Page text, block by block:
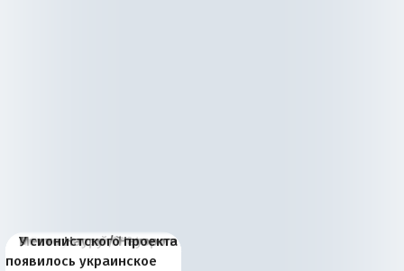
Киевская марионетка
Запада рассказала о
В России назрели
перемены: 15 шагов к
Миграционный пожар
Европы
Россия начинает
сбрасывать балласт
Россия зимой 1904
года: первые уступки во
Русская нация вчера и
сегодня
Почему правый крах в
Варшаве не поможет её
Место Науру / Науэро в
современной истории
У сионистского проекта
появилось украинское